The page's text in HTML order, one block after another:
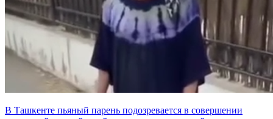
В Ташкенте пьяный парень подозревается в совершении